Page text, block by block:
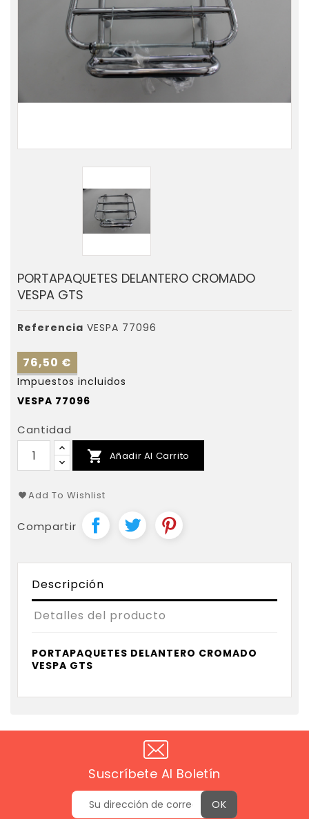
PORTAPAQUETES DELANTERO CROMADO
VESPA GTS
Referencia VESPA 77096
76,50 €
Impuestos incluidos
VESPA 77096
Cantidad
 Añadir Al Carrito
Add To Wishlist
Compartir
Descripción
Detalles del producto
PORTAPAQUETES DELANTERO CROMADO
VESPA GTS
Suscríbete Al Boletín